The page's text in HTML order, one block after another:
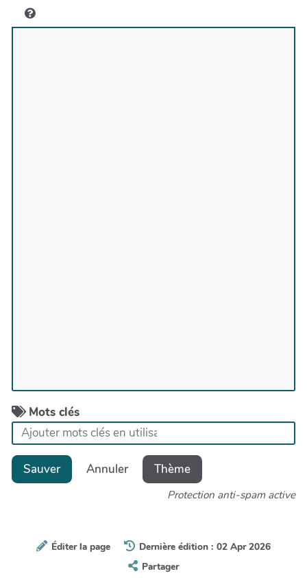
Mots clés
Sauver Annuler Thème
Protection anti-spam active
Éditer la page
Dernière édition : 02 Apr 2026
Partager